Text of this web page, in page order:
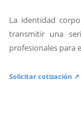
La identidad
transmitir una
profesionales para
Solicitar cotización ↗